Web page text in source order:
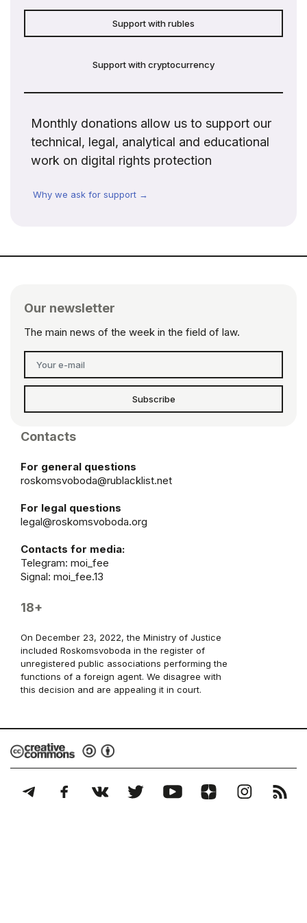
Support with rubles
Support with cryptocurrency
Monthly donations allow us to support our
technical, legal, analytical and educational
work on digital rights protection
Why we ask for support →
Our newsletter
The main news of the week in the field of law.
Subscribe
Contacts
For general questions
roskomsvoboda@rublacklist.net
For legal questions
legal@roskomsvoboda.org
Contacts for media:
Telegram: moi_fee
Signal: moi_fee.13
18+
On December 23, 2022, the Ministry of Justice
included Roskomsvoboda in the register of
unregistered public associations performing the
functions of a foreign agent. We disagree with
this decision and are appealing it in court.